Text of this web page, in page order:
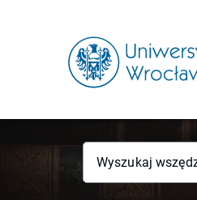
Wyszukaj